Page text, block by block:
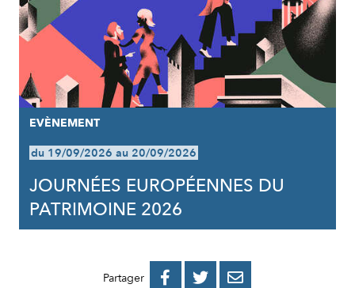
EVÈNEMENT
du 19/09/2026 au 20/09/2026
JOURNÉES EUROPÉENNES DU
PATRIMOINE 2026
Partager 
PARTAGER
PARTAGER
PARTAGER